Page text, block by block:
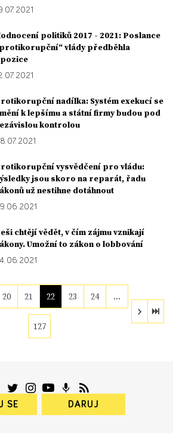
07. 2021
politiků 2017 - 2021: Poslance
vlády předběhla
07. 2021
nadílka: Systém exekucí se
k lepšímu a státní firmy budou pod
kontrolou
07. 2021
vysvědčení pro vládu:
jsou skoro na reparát, řadu
už nestihne dotáhnout
06. 2021
chtějí vědět, v čím zájmu vznikají
Umožní to zákon o lobbování
06. 2021
20 21 22 23 24 …
127
SE DARUJ